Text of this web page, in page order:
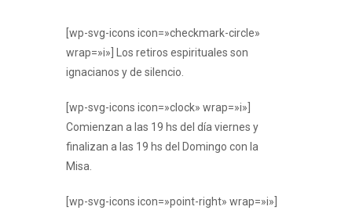
[wp-svg-icons icon=»checkmark-circle»
wrap=»i»] Los retiros espirituales son
ignacianos y de silencio.
[wp-svg-icons icon=»clock» wrap=»i»]
Comienzan a las 19 hs del día viernes y
finalizan a las 19 hs del Domingo con la
Misa.
[wp-svg-icons icon=»point-right» wrap=»i»]